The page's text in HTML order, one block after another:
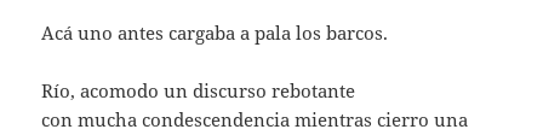
Acá uno antes cargaba a pala los barcos.
Río, acomodo un discurso rebotante
con mucha condescendencia mientras cierro una